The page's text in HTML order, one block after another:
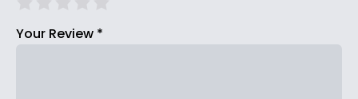
Your Review *